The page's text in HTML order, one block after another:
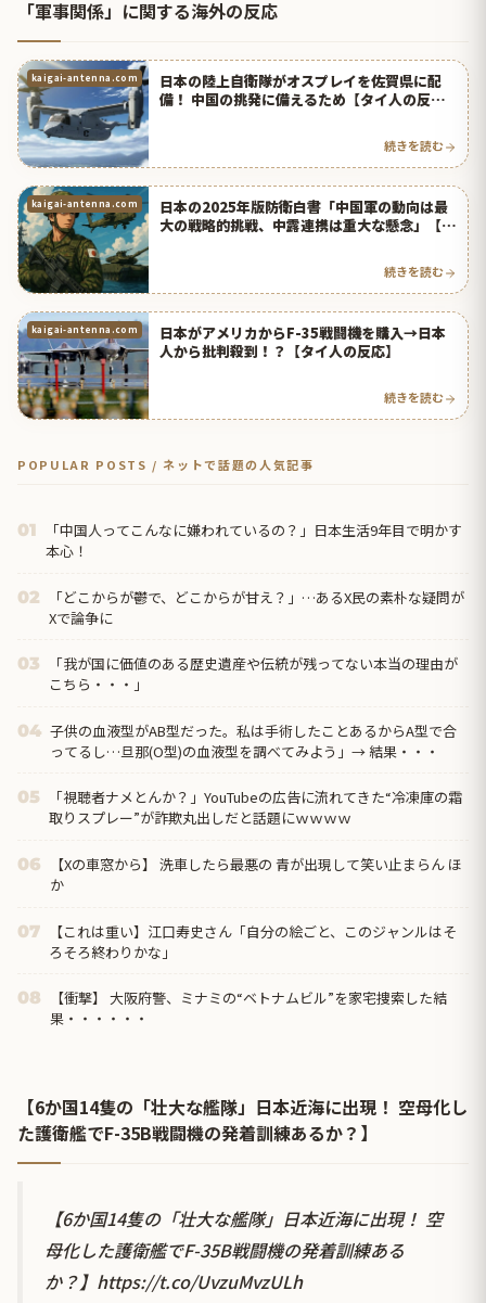
「軍事関係」に関する海外の反応
kaigai-antenna.com
日本の陸上自衛隊がオスプレイを佐賀県に配
備！ 中国の挑発に備えるため【タイ人の反
続きを読む
kaigai-antenna.com
日本の2025年版防衛白書「中国軍の動向は最
大の戦略的挑戦、中露連携は重大な懸念」【タ
続きを読む
kaigai-antenna.com
日本がアメリカからF-35戦闘機を購入→日本
人から批判殺到！？【タイ人の反応】
続きを読む
POPULAR POSTS / ネットで話題の人気記事
01
「中国人ってこんなに嫌われているの？」日本生活9年目で明かす
本心！
02
「どこからが鬱で、どこからが甘え？」…あるX民の素朴な疑問が
Xで論争に
03
「我が国に価値のある歴史遺産や伝統が残ってない本当の理由が
こちら・・・」
04 子供の血液型がAB型だった。私は手術したことあるからA型で合
ってるし…旦那(O型)の血液型を調べてみよう」→ 結果・・・
05
「視聴者ナメとんか？」YouTubeの広告に流れてきた“冷凍庫の霜
取りスプレー”が詐欺丸出しだと話題にｗｗｗｗ
06
【Xの車窓から】 洗車したら最悪の 青が出現して笑い止まらん ほ
か
07
【これは重い】江口寿史さん「自分の絵ごと、このジャンルはそ
ろそろ終わりかな」
08
【衝撃】 大阪府警、ミナミの“ベトナムビル”を家宅捜索した結
果・・・・・・
【6か国14隻の「壮大な艦隊」日本近海に出現！ 空母化し
た護衛艦でF-35B戦闘機の発着訓練あるか？】
【6か国14隻の「壮大な艦隊」日本近海に出現！ 空
母化した護衛艦でF-35B戦闘機の発着訓練ある
か？】 https://t.co/UvzuMvzULh